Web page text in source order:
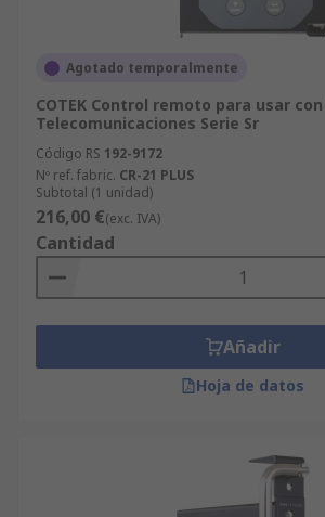
Agotado temporalmente
COTEK Control remoto para usar
Telecomunicaciones Serie Sr
Código RS 192-9172
Nº ref. fabric. CR-21 PLUS
Subtotal (1 unidad)
216,00 €(exc. IVA)
Cantidad
Añadir
Hoja de datos